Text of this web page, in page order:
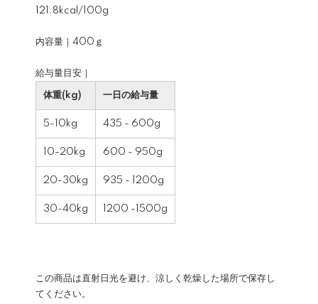
121.8kcal/100g
内容量｜400ｇ
給与量目安｜
体重(kg) 一日の給与量
5-10kg 435 - 600g
10-20kg 600 - 950g
20-30kg 935 - 1200g
30-40kg 1200 -1500g
この商品は直射日光を避け、涼しく乾燥した場所で保存し
てください。